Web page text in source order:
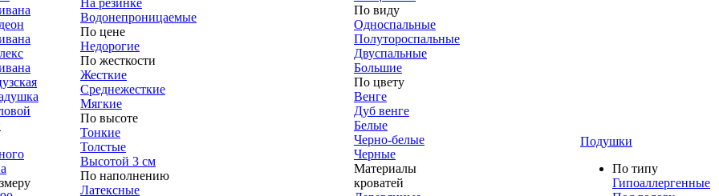
На резинке
Водонепроницаемые
По цене
Недорогие
По жесткости
Жесткие
Среднежесткие
Мягкие
По высоте
Тонкие
Толстые
Высотой 3 см
По наполнению
Латексные
По виду
Односпальные
Полутороспальные
Двуспальные
Большие
По цвету
Венге
Дуб венге
Белые
Черно-белые
Черные
Материалы
кроватей
Подушки
По типу
Гипоаллергенные